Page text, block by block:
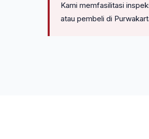
Kami memfasilitasi
atau pembeli di